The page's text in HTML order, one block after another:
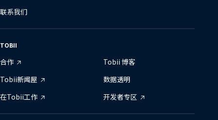
联系我们
TOBII
合作
Tobii 博客
Tobii新闻屋
数据透明
在Tobii工作
开发者专区